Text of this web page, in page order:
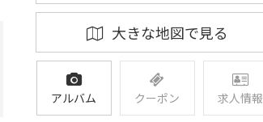
大きな地図で見る
アルバム クーポン 求人情報